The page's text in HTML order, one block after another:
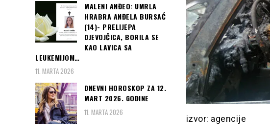
izvor: agencije
MALENI ANĐEO: UMRLA
HRABRA ANĐELA BURSAĆ
(14)- PRELIJEPA
DJEVOJČICA, BORILA SE
KAO LAVICA SA
LEUKEMIJOM…
11. MARTA 2026
DNEVNI HOROSKOP ZA 12.
MART 2026. GODINE
11. MARTA 2026